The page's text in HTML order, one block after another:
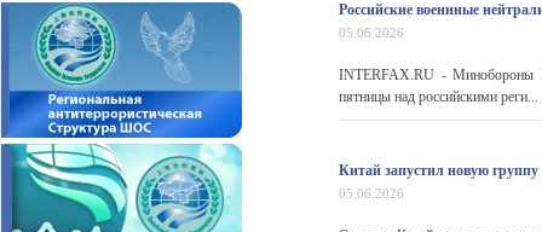
Российские военнные
05.06.2026
INTERFAX.RU - Минобороны
пятницы над российскими реги...
Китай запустил новую
05.06.2026